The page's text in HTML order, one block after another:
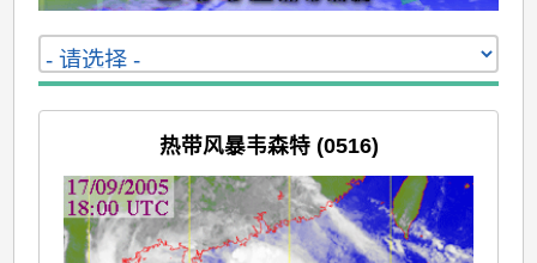
热带风暴韦森特 (0516)